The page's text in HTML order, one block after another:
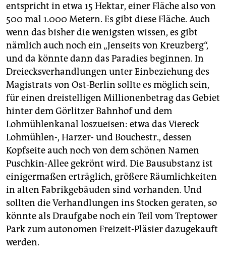
entspricht in etwa 15 Hektar, einer Fläche also von
500 mal 1.000 Metern. Es gibt diese Fläche. Auch
wenn das bisher die wenigsten wissen, es gibt
nämlich auch noch ein „Jenseits von Kreuzberg“,
und da könnte dann das Paradies beginnen. In
Dreiecksverhandlungen unter Einbeziehung des
Magistrats von Ost-Berlin sollte es möglich sein,
für einen dreistelligen Millionenbetrag das Gebiet
hinter dem Görlitzer Bahnhof und dem
Lohmühlenkanal loszueisen: etwa das Viereck
Lohmühlen-, Harzer- und Bouchestr., dessen
Kopfseite auch noch von dem schönen Namen
Puschkin-Allee gekrönt wird. Die Bausubstanz ist
einigermaßen erträglich, größere Räumlichkeiten
in alten Fabrikgebäuden sind vorhanden. Und
sollten die Verhandlungen ins Stocken geraten, so
könnte als Draufgabe noch ein Teil vom Treptower
Park zum autonomen Freizeit-Pläsier dazugekauft
werden.